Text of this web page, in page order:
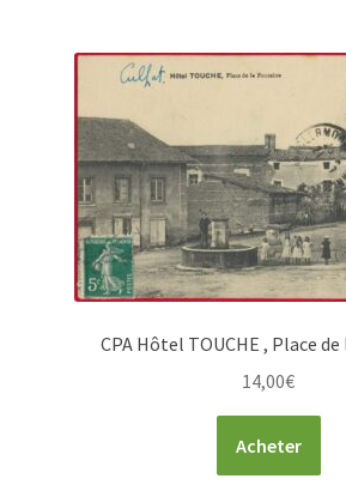
CPA Hôtel TOUCHE , Place
14,00€
Acheter